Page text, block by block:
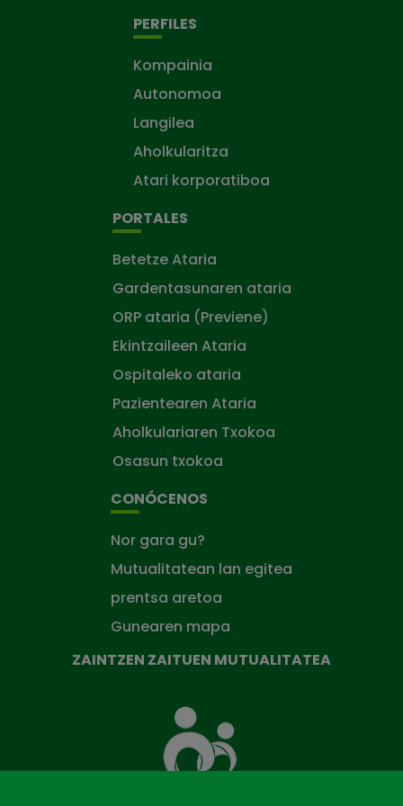
PERFILES
Kompainia
Autonomoa
Langilea
Aholkularitza
Atari korporatiboa
PORTALES
Betetze Ataria
Gardentasunaren ataria
ORP ataria (Previene)
Ekintzaileen Ataria
Ospitaleko ataria
Pazientearen Ataria
Aholkulariaren Txokoa
Osasun txokoa
CONÓCENOS
Nor gara gu?
Mutualitatean lan egitea
prentsa aretoa
Gunearen mapa
ZAINTZEN ZAITUEN MUTUALITATEA
zaituen
Mutua